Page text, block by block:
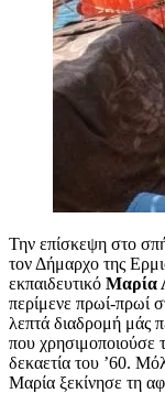
Την επίσκεψη στο
τον Δήμαρχο της
εκπαιδευτικό Μαρία
περίμενε πρωί-πρωί
λεπτά διαδρομή μάς
που χρησιμοποιούσε
δεκαετία του ’60.
Μαρία ξεκίνησε τη